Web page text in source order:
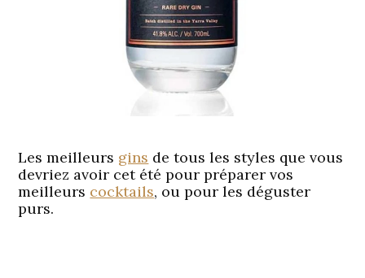
Les meilleurs gins de tous les styles que vous
devriez avoir cet été pour préparer vos
meilleurs cocktails, ou pour les déguster
purs.